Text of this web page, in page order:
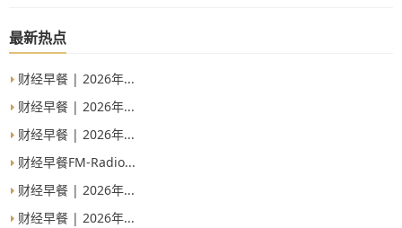
最新热点
财经早餐 | 2026年...
财经早餐 | 2026年...
财经早餐 | 2026年...
财经早餐FM-Radio...
财经早餐 | 2026年...
财经早餐 | 2026年...